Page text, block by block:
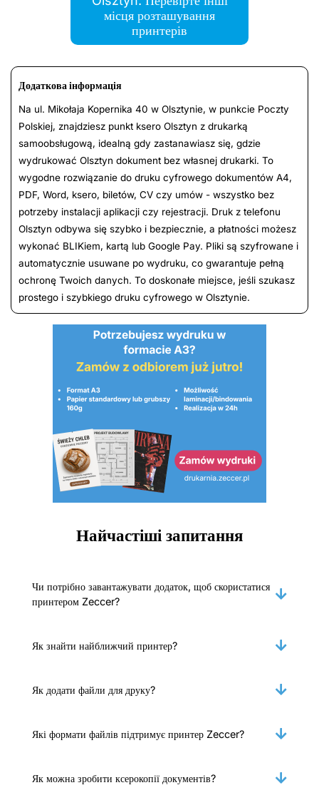
місця розташування
принтерів
Додаткова інформація
Na ul. Mikołaja Kopernika 40 w Olsztynie, w punkcie Poczty
Polskiej, znajdziesz punkt ksero Olsztyn z drukarką
samoobsługową, idealną gdy zastanawiasz się, gdzie
wydrukować Olsztyn dokument bez własnej drukarki. To
wygodne rozwiązanie do druku cyfrowego dokumentów A4,
PDF, Word, ksero, biletów, CV czy umów - wszystko bez
potrzeby instalacji aplikacji czy rejestracji. Druk z telefonu
Olsztyn odbywa się szybko i bezpiecznie, a płatności możesz
wykonać BLIKiem, kartą lub Google Pay. Pliki są szyfrowane i
automatycznie usuwane po wydruku, co gwarantuje pełną
ochronę Twoich danych. To doskonałe miejsce, jeśli szukasz
prostego i szybkiego druku cyfrowego w Olsztynie.
Найчастіші запитання
Чи потрібно завантажувати додаток, щоб скористатися
принтером Zeccer?
Як знайти найближчий принтер?
Як додати файли для друку?
Які формати файлів підтримує принтер Zeccer?
Як можна зробити ксерокопії документів?